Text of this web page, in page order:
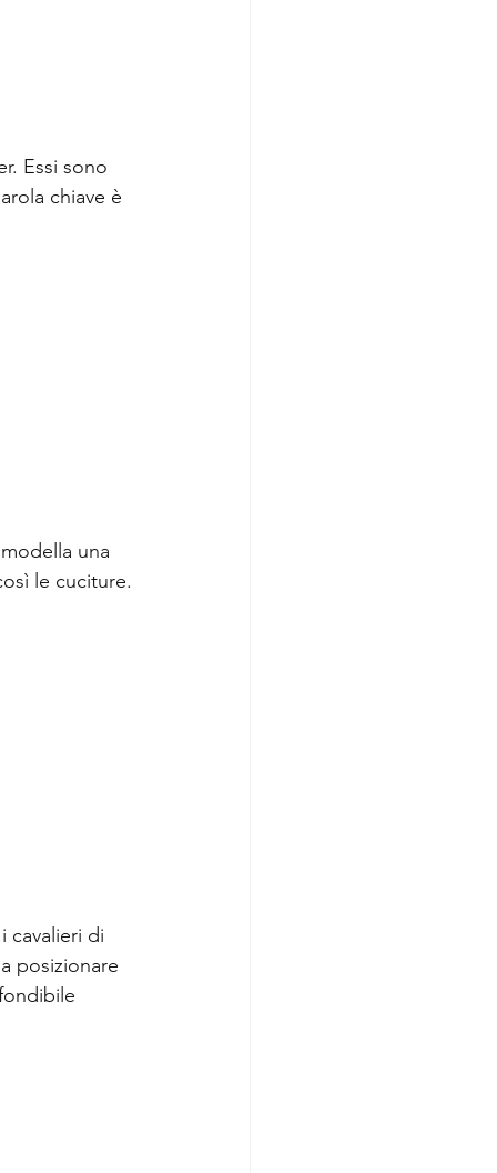
Essi sono
chiave è
una
le cuciture.
cavalieri di
posizionare